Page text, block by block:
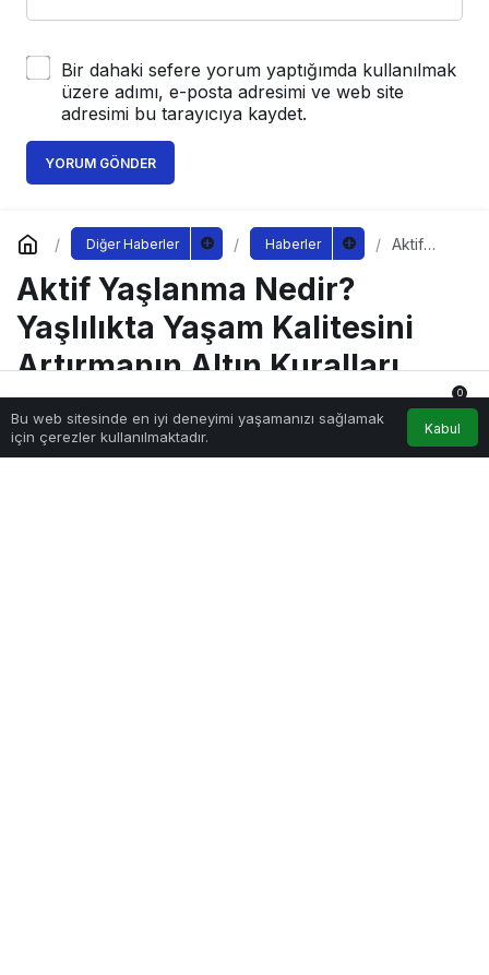
Bir dahaki sefere yorum yaptığımda kullanılmak
üzere adımı, e-posta adresimi ve web site
adresimi bu tarayıcıya kaydet.
YORUM GÖNDER
Diğer Haberler Haberler
Aktif
Yaşam
Kalitesini
Artırmanın
Altın
Aktif Yaşlanma Nedir?
Yaşlılıkta Yaşam Kalitesini
Artırmanın Altın Kuralları
Sağlıklı.Orgtarafından yayınlandı
18 Kasım 2025, 00:11yayınlandı
Bu web sitesinde en iyi deneyimi yaşamanızı sağlamak
için çerezler kullanılmaktadır.
Kabul
Anasayfa Akış Hesabım Bildirimler
0